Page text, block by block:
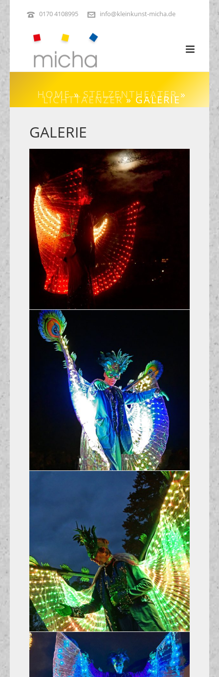
0170 4108995 info@kleinkunst-micha.de
HOME» STELZENTHEATER»
LICHTTAENZER» GALERIE
GALERIE